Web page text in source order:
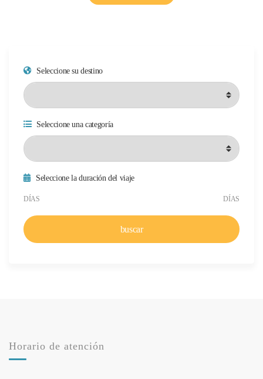
Seleccione su destino
Seleccione una categoría
Seleccione la duración del viaje
Duración mínima del viaje
Duración máxima del viaje
DÍAS DÍAS
buscar
Horario de atención